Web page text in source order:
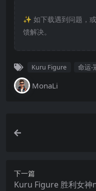
✨️ 如下载遇到问题，
馈解决。
Kuru Figure 命运-
MonaLi
下一篇
Kuru Figure 胜利女神